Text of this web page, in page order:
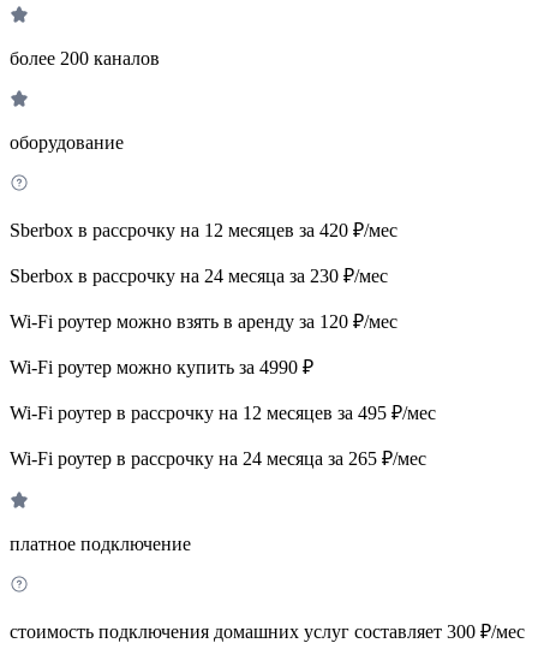
более 200 каналов
оборудование
Sberbox в рассрочку на 12 месяцев за 420 ₽/мес
Sberbox в рассрочку на 24 месяца за 230 ₽/мес
Wi-Fi роутер можно взять в аренду за 120 ₽/мес
Wi-Fi роутер можно купить за 4990 ₽
Wi-Fi роутер в рассрочку на 12 месяцев за 495 ₽/мес
Wi-Fi роутер в рассрочку на 24 месяца за 265 ₽/мес
платное подключение
стоимость подключения домашних услуг составляет 300 ₽/мес